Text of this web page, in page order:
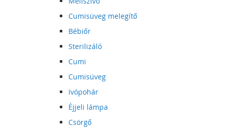
Cumisüveg melegítő
Bébiőr
Sterilizáló
Cumi
Cumisüveg
Ivópohár
Éjjeli lámpa
Csörgő